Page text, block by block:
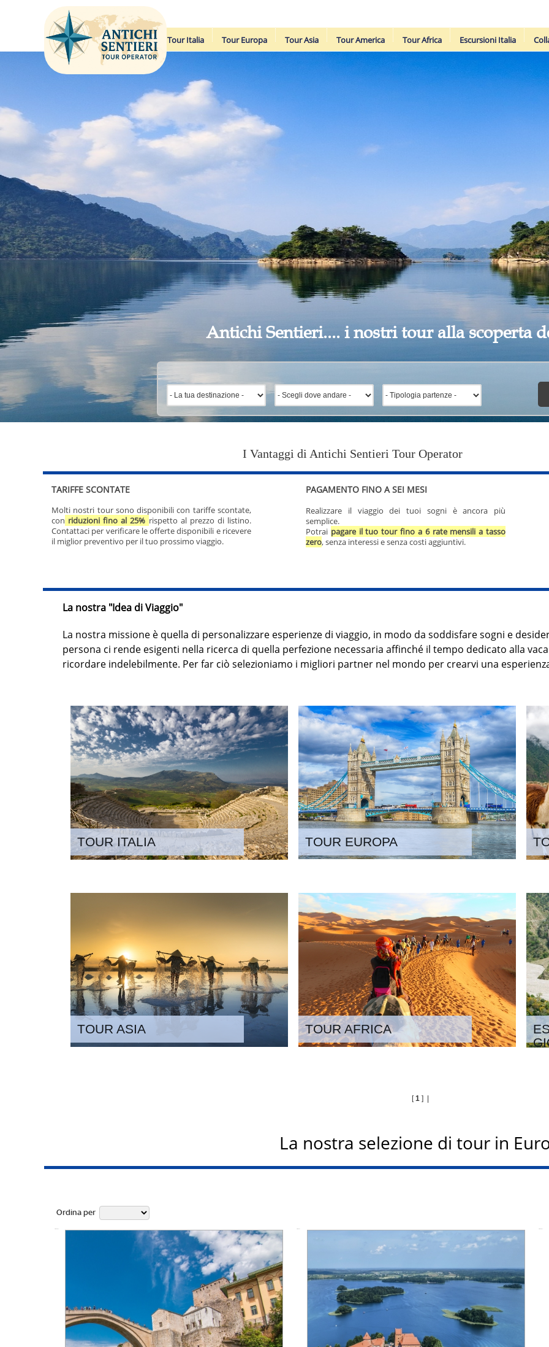
La nostra "Idea di Viaggio"
La nostra missione è quella di personalizzare esperienze di viaggio, in modo da soddisfare sogni e
persona ci rende esigenti nella ricerca di quella perfezione necessaria affinché il tempo dedicato alla
ricordare indelebilmente. Per far ciò selezioniamo i migliori partner nel mondo per crearvi una
La nostra selezione di tour in
I Vantaggi di Antichi Sentieri Tour Operator
PAGAMENTO FINO A SEI MESI
Realizzare il viaggio dei tuoi sogni è ancora più
semplice.
Potrai pagare il tuo tour fino a 6 rate mensili a tasso
zero, senza interessi e senza costi aggiuntivi.
TARIFFE SCONTATE
Molti nostri tour sono disponibili con tariffe scontate,
con riduzioni fino al 25% rispetto al prezzo di listino.
Contattaci per verificare le offerte disponibili e ricevere
il miglior preventivo per il tuo prossimo viaggio.
Antichi Sentieri.... i nostri tour alla scoperta
Tour Italia Tour Europa Tour Asia Tour America Tour Africa Escursioni Italia
TOUR ITALIA TOUR EUROPA
TOUR ASIA TOUR AFRICA
[1 ] |
Ordina per